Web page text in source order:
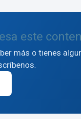
este
más o tienes